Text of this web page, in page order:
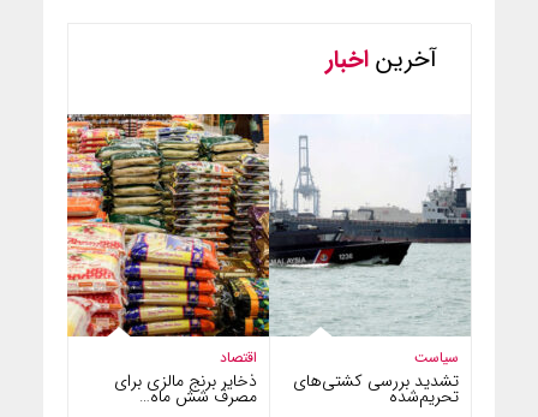
آخریناخبار
اقتصاد
ذخایر برنج مالزی برای
مصرف شش ماه…
سیاست
تشدید بررسی کشتی‌های
تحریم‌شده